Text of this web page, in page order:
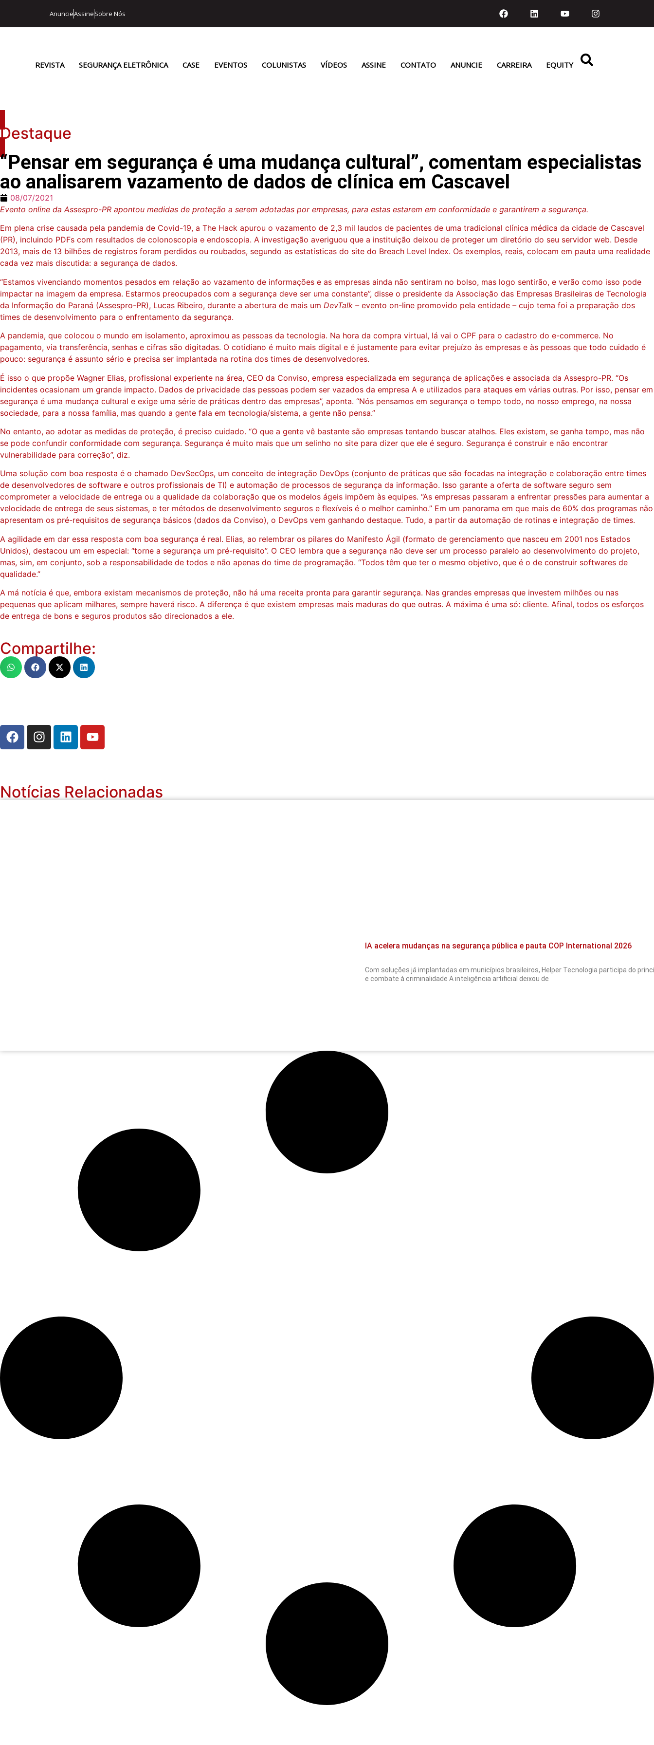
AnuncieAssineSobre Nós
REVISTA SEGURANÇA ELETRÔNICA CASE EVENTOS COLUNISTAS VÍDEOS ASSINE CONTATO ANUNCIE CARREIRA EQUITY
Destaque
“Pensar em segurança é uma mudança cultural”, comentam especialistas
ao analisarem vazamento de dados de clínica em Cascavel
08/07/2021
Evento online da Assespro-PR apontou medidas de proteção a serem adotadas por empresas, para estas estarem em conformidade e garantirem a segurança.
Em plena crise causada pela pandemia de Covid-19, a The Hack apurou o vazamento de 2,3 mil laudos de pacientes de uma tradicional clínica médica da cidade de Cascavel
(PR), incluindo PDFs com resultados de colonoscopia e endoscopia. A investigação averiguou que a instituição deixou de proteger um diretório do seu servidor web. Desde
2013, mais de 13 bilhões de registros foram perdidos ou roubados, segundo as estatísticas do site do Breach Level Index. Os exemplos, reais, colocam em pauta uma realidade
cada vez mais discutida: a segurança de dados.
“Estamos vivenciando momentos pesados em relação ao vazamento de informações e as empresas ainda não sentiram no bolso, mas logo sentirão, e verão como isso pode
impactar na imagem da empresa. Estarmos preocupados com a segurança deve ser uma constante”, disse o presidente da Associação das Empresas Brasileiras de Tecnologia
da Informação do Paraná (Assespro-PR), Lucas Ribeiro, durante a abertura de mais um DevTalk – evento on-line promovido pela entidade – cujo tema foi a preparação dos
times de desenvolvimento para o enfrentamento da segurança.
A pandemia, que colocou o mundo em isolamento, aproximou as pessoas da tecnologia. Na hora da compra virtual, lá vai o CPF para o cadastro do e-commerce. No
pagamento, via transferência, senhas e cifras são digitadas. O cotidiano é muito mais digital e é justamente para evitar prejuízo às empresas e às pessoas que todo cuidado é
pouco: segurança é assunto sério e precisa ser implantada na rotina dos times de desenvolvedores.
É isso o que propõe Wagner Elias, profissional experiente na área, CEO da Conviso, empresa especializada em segurança de aplicações e associada da Assespro-PR. “Os
incidentes ocasionam um grande impacto. Dados de privacidade das pessoas podem ser vazados da empresa A e utilizados para ataques em várias outras. Por isso, pensar em
segurança é uma mudança cultural e exige uma série de práticas dentro das empresas”, aponta. “Nós pensamos em segurança o tempo todo, no nosso emprego, na nossa
sociedade, para a nossa família, mas quando a gente fala em tecnologia/sistema, a gente não pensa.”
No entanto, ao adotar as medidas de proteção, é preciso cuidado. “O que a gente vê bastante são empresas tentando buscar atalhos. Eles existem, se ganha tempo, mas não
se pode confundir conformidade com segurança. Segurança é muito mais que um selinho no site para dizer que ele é seguro. Segurança é construir e não encontrar
vulnerabilidade para correção”, diz.
Uma solução com boa resposta é o chamado DevSecOps, um conceito de integração DevOps (conjunto de práticas que são focadas na integração e colaboração entre times
de desenvolvedores de software e outros profissionais de TI) e automação de processos de segurança da informação. Isso garante a oferta de software seguro sem
comprometer a velocidade de entrega ou a qualidade da colaboração que os modelos ágeis impõem às equipes. “As empresas passaram a enfrentar pressões para aumentar a
velocidade de entrega de seus sistemas, e ter métodos de desenvolvimento seguros e flexíveis é o melhor caminho.” Em um panorama em que mais de 60% dos programas não
apresentam os pré-requisitos de segurança básicos (dados da Conviso), o DevOps vem ganhando destaque. Tudo, a partir da automação de rotinas e integração de times.
A agilidade em dar essa resposta com boa segurança é real. Elias, ao relembrar os pilares do Manifesto Ágil (formato de gerenciamento que nasceu em 2001 nos Estados
Unidos), destacou um em especial: “torne a segurança um pré-requisito”. O CEO lembra que a segurança não deve ser um processo paralelo ao desenvolvimento do projeto,
mas, sim, em conjunto, sob a responsabilidade de todos e não apenas do time de programação. “Todos têm que ter o mesmo objetivo, que é o de construir softwares de
qualidade.”
A má notícia é que, embora existam mecanismos de proteção, não há uma receita pronta para garantir segurança. Nas grandes empresas que investem milhões ou nas
pequenas que aplicam milhares, sempre haverá risco. A diferença é que existem empresas mais maduras do que outras. A máxima é uma só: cliente. Afinal, todos os esforços
de entrega de bons e seguros produtos são direcionados a ele.
Compartilhe:
Notícias Relacionadas
IA acelera mudanças na segurança pública e pauta COP International 2026
Com soluções já implantadas em municípios brasileiros, Helper Tecnologia participa do
e combate à criminalidade A inteligência artificial deixou de